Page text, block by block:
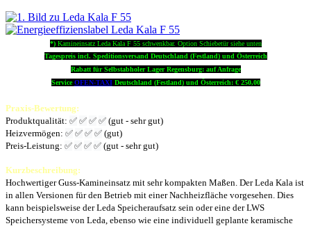
*) Kamineinsatz Leda Kala F 55 schwenkbar. Option Schiebetür siehe unten
Tagespreis incl. Speditionsversand Deutschland (Festland) und Österreich
Rabatt für Selbstabholer Lager Regensburg: auf Anfrage
ServiceOFEN-TAXIDeutschland (Festland) und Österreich: € 250,00
Praxis-Bewertung:
Produktqualität: ✅ ✅ ✅ ✅ (gut - sehr gut)
Heizvermögen: ✅ ✅ ✅ ✅ (gut)
Preis-Leistung: ✅ ✅ ✅ ✅ (gut - sehr gut)
Kurzbeschreibung:
Hochwertiger Guss-Kamineinsatz mit sehr kompakten Maßen. Der Leda Kala ist
in allen Versionen für den Betrieb mit einer Nachheizfläche vorgesehen. Dies
kann beispielsweise der Leda Speicheraufsatz sein oder eine der LWS
Speichersysteme von Leda, ebenso wie eine individuell geplante keramische